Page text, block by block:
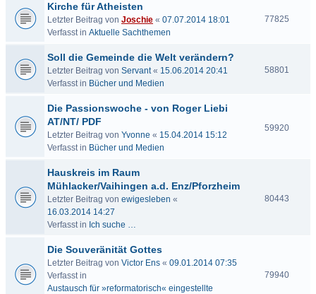
Kirche für Atheisten
Letzter Beitrag von Joschie « 07.07.2014 18:01
Verfasst in Aktuelle Sachthemen
77825
Soll die Gemeinde die Welt verändern?
Letzter Beitrag von Servant« 15.06.2014 20:41
Verfasst in Bücher und Medien
58801
Die Passionswoche - von Roger Liebi
AT/NT/ PDF
Letzter Beitrag von Yvonne « 15.04.2014 15:12
Verfasst in Bücher und Medien
59920
Hauskreis im Raum
Mühlacker/Vaihingen a.d. Enz/Pforzheim
Letzter Beitrag von ewigesleben «
16.03.2014 14:27
Verfasst in Ich suche …
80443
Die Souveränität Gottes
Letzter Beitrag von Victor Ens « 09.01.2014 07:35
Verfasst in
Austausch für »reformatorisch« eingestellte
79940